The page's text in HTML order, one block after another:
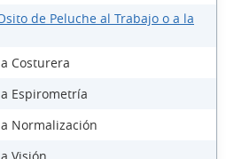
de Peluche al Trabajo o a la
Costurera
Espirometría
Normalización